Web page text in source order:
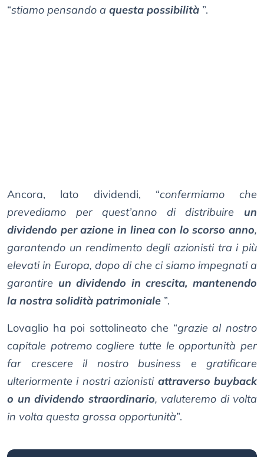
“stiamo pensando a questa possibilità ”.
Ancora, lato dividendi, “confermiamo che
prevediamo per quest’anno di distribuire un
dividendo per azione in linea con lo scorso anno,
garantendo un rendimento degli azionisti tra i più
elevati in Europa, dopo di che ci siamo impegnati a
garantire un dividendo in crescita, mantenendo
la nostra solidità patrimoniale ”.
Lovaglio ha poi sottolineato che “grazie al nostro
capitale potremo cogliere tutte le opportunità per
far crescere il nostro business e gratificare
ulteriormente i nostri azionisti attraverso buyback
o un dividendo straordinario, valuteremo di volta
in volta questa grossa opportunità”.